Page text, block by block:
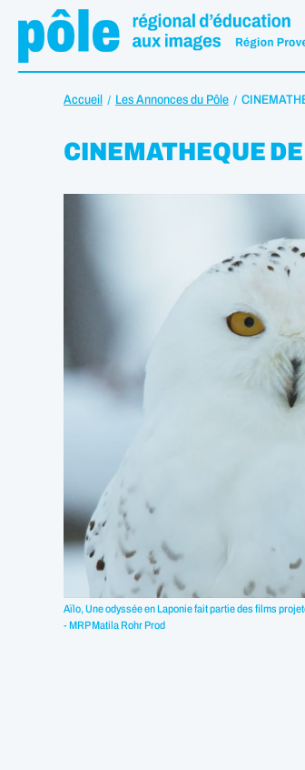
Accueil Les Annonces du Pôle
CINEMATHEQUE
Aïlo, Une odyssée en Laponie fait partie des films
- MRP Matila Rohr Prod